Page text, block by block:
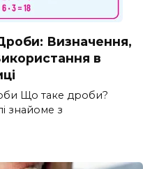
Визначення,
в
Що таке дроби?
знайоме з